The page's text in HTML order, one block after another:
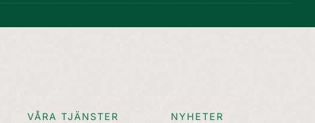
VÅRA TJÄNSTER NYHETER